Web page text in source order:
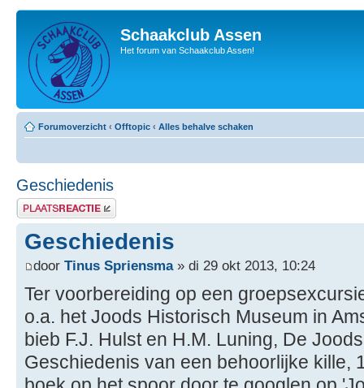
Schaakclub Assen
Het forum van Schaakclub Assen!
Forumoverzicht ‹ Offtopic ‹ Alles behalve schaken
Geschiedenis
Plaats een reactie
Geschiedenis
door Tinus Spriensma» di 29 okt 2013, 10:24
Ter voorbereiding op een
o.a. het Joods Historisch Museum in
bieb F.J. Hulst en H.M. Luning, De
Geschiedenis van een behoorlijke kille,